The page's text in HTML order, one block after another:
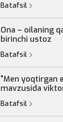
Batafsil
Ona – oilaning
birinchi ustoz
Batafsil
"Men yoqtirgan
mavzusida
Batafsil